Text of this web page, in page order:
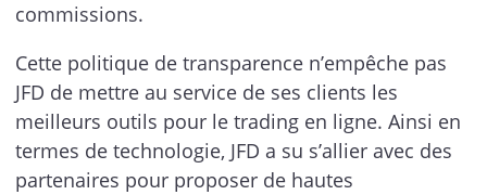
commissions.
Cette politique de transparence n’empêche pas
JFD de mettre au service de ses clients les
meilleurs outils pour le trading en ligne. Ainsi en
termes de technologie, JFD a su s’allier avec des
partenaires pour proposer de hautes